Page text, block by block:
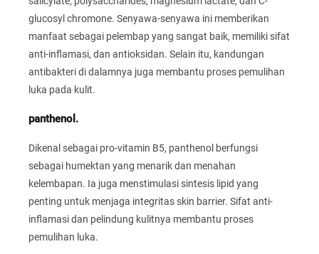
glucosyl chromone. Senyawa-senyawa ini memberikan
manfaat sebagai pelembap yang sangat baik, memiliki sifat
anti-inflamasi, dan antioksidan. Selain itu, kandungan
antibakteri di dalamnya juga membantu proses pemulihan
luka pada kulit.
panthenol.
Dikenal sebagai pro-vitamin B5, panthenol berfungsi
sebagai humektan yang menarik dan menahan
kelembapan. Ia juga menstimulasi sintesis lipid yang
penting untuk menjaga integritas skin barrier. Sifat anti-
inflamasi dan pelindung kulitnya membantu proses
pemulihan luka.